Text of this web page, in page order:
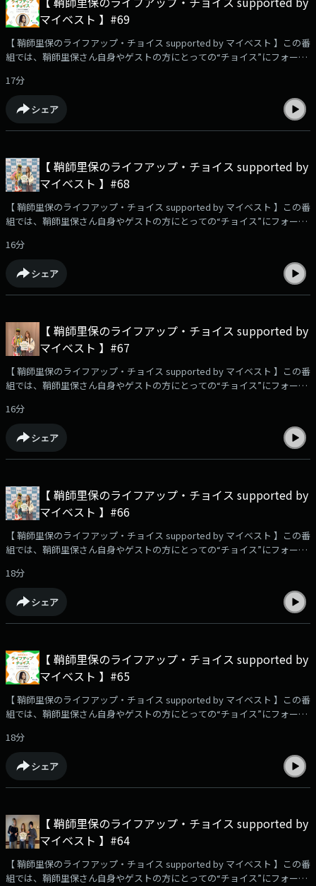
9時30分～9時55分 放送番組HP：⁠⁠⁠⁠⁠⁠⁠⁠⁠⁠⁠⁠⁠⁠⁠⁠⁠⁠⁠⁠⁠⁠⁠⁠https://www.tfm.co.jp/choice/⁠⁠⁠⁠⁠⁠⁠⁠⁠⁠⁠⁠⁠⁠⁠⁠⁠⁠⁠⁠⁠⁠⁠⁠YouTube
企画！検証動画を公開中！⁠⁠⁠⁠⁠⁠⁠⁠⁠⁠⁠⁠⁠⁠⁠⁠⁠⁠⁠⁠⁠⁠⁠⁠https://youtu.be/USfyn_ykGVY?
★・・・#鞘師里保 #マイベスト #TOKYOFM #Juice=Juice #段原瑠々 #松
永里愛
マイベスト 】#69
【 鞘師里保のライフアップ・チョイス supported by マイベスト 】この番
組では、鞘師里保さん自身やゲストの方にとっての“チョイス”にフォーカ
瞑想の時間についてレコメンド！🗣️街ゆく方々にインタビュー！「ハマレ
コ」を聞いていきました！📩ハマっていてレコメンドしたいこと、あなた
の今のキャッチコピー、番組への感想や、鞘師里保に聞きたいこと、相
談…など、大募集中です！メッセージは⁠⁠⁠⁠⁠⁠⁠⁠⁠⁠⁠⁠⁠⁠コチラ⁠⁠⁠⁠⁠⁠⁠⁠⁠⁠⁠⁠⁠⁠から📮☆番組のハッシュタ
★・・・・・★・・・・・★・・・・・★・・・ TOKYO FM毎週土曜 午前
9時30分～9時55分 放送番組HP：⁠⁠⁠⁠⁠⁠⁠⁠⁠⁠⁠⁠⁠⁠⁠⁠⁠⁠⁠⁠https://www.tfm.co.jp/choice/⁠⁠⁠⁠⁠⁠⁠⁠⁠⁠⁠⁠⁠⁠⁠⁠⁠⁠⁠⁠YouTube
企画！検証動画を公開中！⁠⁠⁠⁠⁠⁠⁠⁠⁠⁠⁠⁠⁠⁠⁠⁠⁠⁠⁠⁠https://youtu.be/USfyn_ykGVY?
★・・・#鞘師里保 #マイベスト #TOKYOFM
17分
シェア
【 鞘師里保のライフアップ・チョイス supported by
マイベスト 】#68
【 鞘師里保のライフアップ・チョイス supported by マイベスト 】この番
組では、鞘師里保さん自身やゲストの方にとっての“チョイス”にフォーカ
らのメッセージをご紹介！・トマトゼリーをレコメンド！📩ハマっていて
レコメンドしたいこと、あなたの今のキャッチコピー、番組への感想や、
鞘師里保に聞きたいこと、相談…など、大募集中です！メッセージは⁠⁠⁠⁠⁠⁠⁠⁠⁠⁠⁠⁠⁠⁠⁠⁠⁠コチ
ラ⁠⁠⁠⁠⁠⁠⁠⁠⁠⁠⁠⁠⁠⁠⁠⁠⁠から📮☆番組のハッシュタグは【 #りほちょい 】！ Xでのポストもお待
TOKYO FM毎週土曜 午前9時30分～9時55分 放送番組
HP：⁠⁠⁠⁠⁠⁠⁠⁠⁠⁠⁠⁠⁠⁠⁠⁠⁠⁠⁠⁠⁠⁠⁠https://www.tfm.co.jp/choice/⁠⁠⁠⁠⁠⁠⁠⁠⁠⁠⁠⁠⁠⁠⁠⁠⁠⁠⁠⁠⁠⁠⁠YouTube企画！検証動画を公開
中！⁠⁠⁠⁠⁠⁠⁠⁠⁠⁠⁠⁠⁠⁠⁠⁠⁠⁠⁠⁠⁠⁠⁠https://youtu.be/USfyn_ykGVY?si=zfiDwz3e1wWdwEE4⁠⁠⁠⁠⁠⁠⁠⁠⁠⁠⁠⁠⁠⁠⁠⁠⁠⁠⁠⁠⁠⁠⁠・・・
#TOKYOFM #DJKOO
16分
シェア
【 鞘師里保のライフアップ・チョイス supported by
マイベスト 】#67
【 鞘師里保のライフアップ・チョイス supported by マイベスト 】この番
組では、鞘師里保さん自身やゲストの方にとっての“チョイス”にフォーカ
からのメッセージをご紹介！・一眼レフカメラをレコメンド！📩ハマって
いてレコメンドしたいこと、あなたの今のキャッチコピー、番組への感想
や、鞘師里保に聞きたいこと、相談…など、大募集中です！メッセージ
は⁠⁠⁠⁠⁠⁠⁠⁠⁠⁠⁠⁠⁠⁠⁠⁠コチラ⁠⁠⁠⁠⁠⁠⁠⁠⁠⁠⁠⁠⁠⁠⁠⁠から📮☆番組のハッシュタグは【 #りほちょい 】！ Xでのポスト
★・・・ TOKYO FM毎週土曜 午前9時30分～9時55分 放送番組
HP：⁠⁠⁠⁠⁠⁠⁠⁠⁠⁠⁠⁠⁠⁠⁠⁠⁠⁠⁠⁠⁠⁠https://www.tfm.co.jp/choice/⁠⁠⁠⁠⁠⁠⁠⁠⁠⁠⁠⁠⁠⁠⁠⁠⁠⁠⁠⁠⁠⁠YouTube企画！検証動画を公開
中！⁠⁠⁠⁠⁠⁠⁠⁠⁠⁠⁠⁠⁠⁠⁠⁠⁠⁠⁠⁠⁠⁠https://youtu.be/USfyn_ykGVY?si=zfiDwz3e1wWdwEE4⁠⁠⁠⁠⁠⁠⁠⁠⁠⁠⁠⁠⁠⁠⁠⁠⁠⁠⁠⁠⁠⁠・・・
#TOKYOFM #DJKOO
16分
シェア
【 鞘師里保のライフアップ・チョイス supported by
マイベスト 】#66
【 鞘師里保のライフアップ・チョイス supported by マイベスト 】この番
組では、鞘師里保さん自身やゲストの方にとっての“チョイス”にフォーカ
からのメッセージをご紹介！・深夜の雑学動画をレコメンド！さらに鞘師
さんに検証してほしいテーマも？！📩ハマっていてレコメンドしたいこ
と、あなたの今のキャッチコピー、番組への感想や、鞘師里保に聞きたい
こと、相談…など、大募集中です！メッセージは⁠⁠⁠⁠⁠⁠⁠⁠⁠⁠⁠⁠⁠⁠コチラ⁠⁠⁠⁠⁠⁠⁠⁠⁠⁠⁠⁠⁠⁠から📮☆番組のハ
す！・・・★・・・・・★・・・・・★・・・・・★・・・ TOKYO FM毎
週土曜 午前9時30分～9時55分 放送番組
HP：⁠⁠⁠⁠⁠⁠⁠⁠⁠⁠⁠⁠⁠⁠⁠⁠⁠⁠⁠⁠https://www.tfm.co.jp/choice/⁠⁠⁠⁠⁠⁠⁠⁠⁠⁠⁠⁠⁠⁠⁠⁠⁠⁠⁠⁠YouTube企画！検証動画を公開
★・・・・・★・・・・・★・・・・・★・・・#鞘師里保 #マイベスト
#TOKYOFM #DJKOO
18分
シェア
【 鞘師里保のライフアップ・チョイス supported by
マイベスト 】#65
【 鞘師里保のライフアップ・チョイス supported by マイベスト 】この番
組では、鞘師里保さん自身やゲストの方にとっての“チョイス”にフォーカ
さんからのメッセージをご紹介！🗣️街ゆく方々にインタビュー！「ハマレ
コ」を聞いていきました！📩ハマっていてレコメンドしたいこと、あなた
の今のキャッチコピー、番組への感想や、鞘師里保に聞きたいこと、相
談…など、大募集中です！メッセージは⁠⁠⁠⁠⁠⁠⁠⁠⁠⁠⁠⁠⁠コチラ⁠⁠⁠⁠⁠⁠⁠⁠⁠⁠⁠⁠⁠から📮☆番組のハッシュタ
★・・・・・★・・・・・★・・・・・★・・・ TOKYO FM毎週土曜 午前
9時30分～9時55分 放送番組HP：⁠⁠⁠⁠⁠⁠⁠⁠⁠⁠⁠⁠⁠⁠⁠⁠⁠⁠⁠https://www.tfm.co.jp/choice/⁠⁠⁠⁠⁠⁠⁠⁠⁠⁠⁠⁠⁠⁠⁠⁠⁠⁠⁠YouTube
企画！検証動画を公開中！⁠⁠⁠⁠⁠⁠⁠⁠⁠⁠⁠⁠⁠⁠⁠⁠⁠⁠⁠https://youtu.be/USfyn_ykGVY?
★・・・#鞘師里保 #マイベスト #TOKYOFM
18分
シェア
【 鞘師里保のライフアップ・チョイス supported by
マイベスト 】#64
【 鞘師里保のライフアップ・チョイス supported by マイベスト 】この番
組では、鞘師里保さん自身やゲストの方にとっての“チョイス”にフォーカ